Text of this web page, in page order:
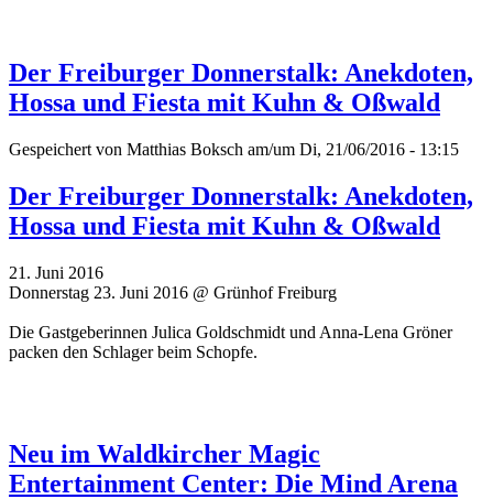
Der Freiburger Donnerstalk: Anekdoten,
Hossa und Fiesta mit Kuhn & Oßwald
Gespeichert von Matthias Boksch am/um Di, 21/06/2016 - 13:15
Der Freiburger Donnerstalk: Anekdoten,
Hossa und Fiesta mit Kuhn & Oßwald
21. Juni 2016
Donnerstag 23. Juni 2016 @ Grünhof Freiburg
Die Gastgeberinnen Julica Goldschmidt und Anna-Lena Gröner
packen den Schlager beim Schopfe.
Neu im Waldkircher Magic
Entertainment Center: Die Mind Arena